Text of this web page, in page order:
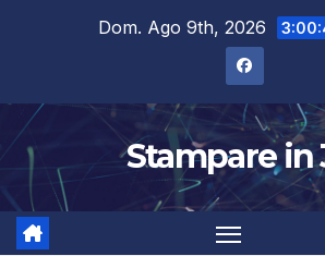
Dom. Ago 9th, 2026
Stampare in